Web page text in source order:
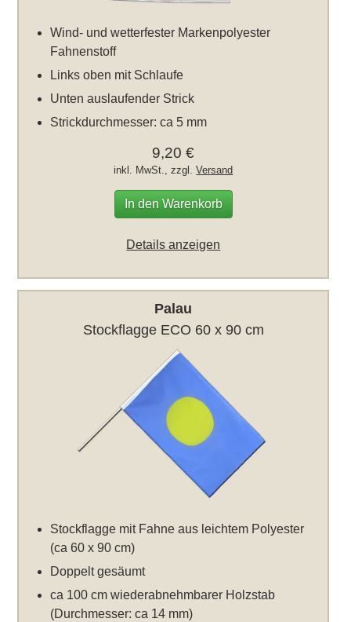
Wind- und wetterfester Markenpolyester
Fahnenstoff
Links oben mit Schlaufe
Unten auslaufender Strick
Strickdurchmesser: ca 5 mm
9,20 €
inkl. MwSt., zzgl.Versand
In den Warenkorb
Details anzeigen
Palau
Stockflagge ECO 60 x 90 cm
Stockflagge mit Fahne aus leichtem Polyester
(ca 60 x 90 cm)
Doppelt gesäumt
ca 100 cm wiederabnehmbarer Holzstab
(Durchmesser: ca 14 mm)